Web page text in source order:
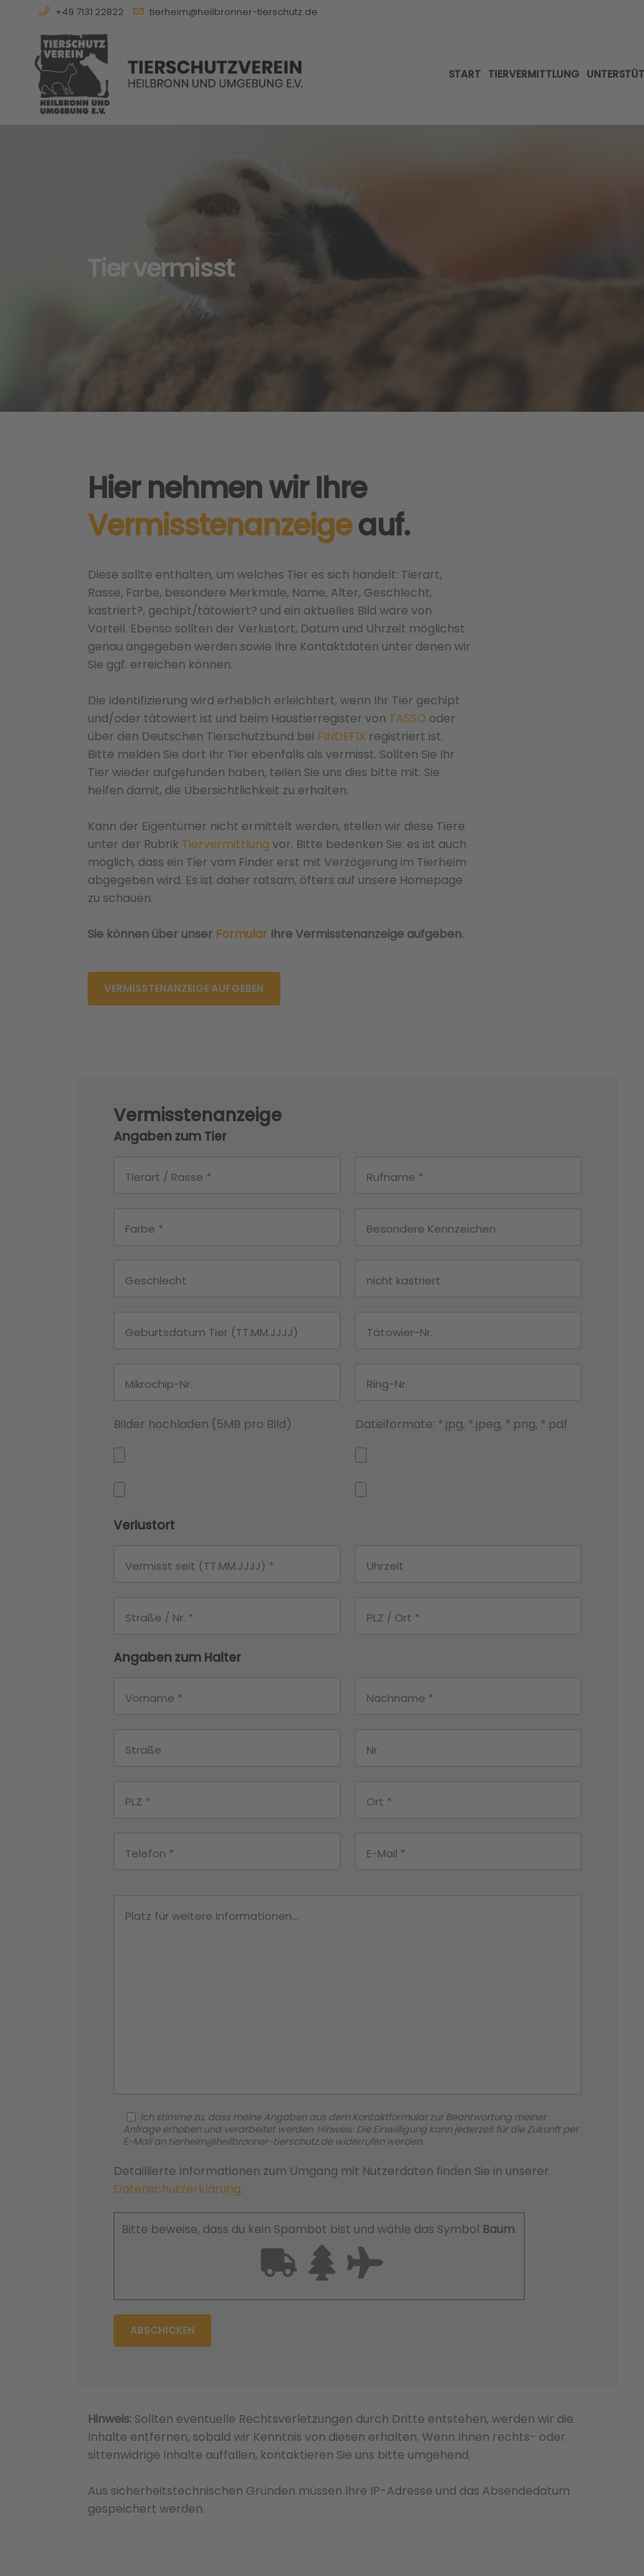
+49 7131 22822 tierheim@heilbronner-tierschutz.de
START TIERVERMITTLUNG
Tier vermisst
Hier nehmen wir Ihre
Vermisstenanzeigeauf.
Diese sollte enthalten, um welches Tier es sich handelt: Tierart,
Rasse, Farbe, besondere Merkmale, Name, Alter, Geschlecht,
kastriert?, gechipt/tätowiert? und ein aktuelles Bild wäre von
Vorteil. Ebenso sollten der Verlustort, Datum und Uhrzeit möglichst
genau angegeben werden sowie Ihre Kontaktdaten unter denen wir
Sie ggf. erreichen können.
Die Identifizierung wird erheblich erleichtert, wenn Ihr Tier gechipt
und/oder tätowiert ist und beim Haustierregister von TASSO oder
über den Deutschen Tierschutzbund bei FINDEFIX registriert ist.
Bitte melden Sie dort Ihr Tier ebenfalls als vermisst. Sollten Sie Ihr
Tier wieder aufgefunden haben, teilen Sie uns dies bitte mit. Sie
helfen damit, die Übersichtlichkeit zu erhalten.
Kann der Eigentümer nicht ermittelt werden, stellen wir diese Tiere
unter der Rubrik Tiervermittlung vor. Bitte bedenken Sie: es ist auch
möglich, dass ein Tier vom Finder erst mit Verzögerung im Tierheim
abgegeben wird. Es ist daher ratsam, öfters auf unsere Homepage
zu schauen.
Sie können über unser Formular Ihre Vermisstenanzeige aufgeben.
VERMISSTENANZEIGE AUFGEBEN
Vermisstenanzeige
Angaben zum Tier
Bilder hochladen (5MB pro Bild) Dateiformate: *.jpg, *.jpeg, *.png, *.pdf
Verlustort
Angaben zum Halter
Ich stimme zu, dass meine Angaben aus dem Kontaktformular zur Beantwortung meiner
Anfrage erhoben und verarbeitet werden. Hinweis: Die Einwilligung kann jederzeit für die Zukunft per
E-Mail an tierheim@heilbronner-tierschutz.de widerrufen werden.
Detaillierte Informationen zum Umgang mit Nutzerdaten finden Sie in unserer
Datenschutzerklärung.
Bitte beweise, dass du kein Spambot bist und wähle das Symbol Baum.
Hinweis: Sollten eventuelle Rechtsverletzungen durch Dritte entstehen, werden wir die
Inhalte entfernen, sobald wir Kenntnis von diesen erhalten. Wenn Ihnen rechts- oder
sittenwidrige Inhalte auffallen, kontaktieren Sie uns bitte umgehend.
Aus sicherheitstechnischen Gründen müssen Ihre IP-Adresse und das Absendedatum
gespeichert werden.